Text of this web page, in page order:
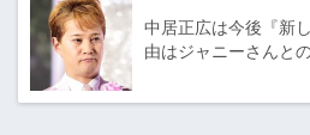
中居正広は今後『新
由はジャニーさんと